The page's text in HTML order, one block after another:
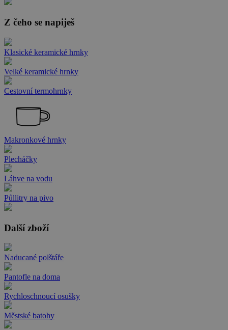
Z čeho se napiješ
Klasické keramické hrnky
Velké keramické hrnky
Cestovní termohrnky
Makronkové hrnky
Plecháčky
Láhve na vodu
Půllitry na pivo
Další zboží
Naducané polštáře
Pantofle na doma
Rychloschnoucí osušky
Městské batohy